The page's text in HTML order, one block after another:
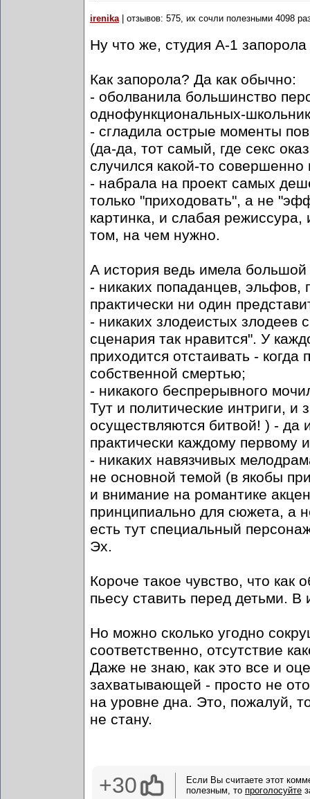
irenika| отзывов: 575, их сочли полезными 4098
Ну что же, студия А-1
Как запорола? Да как обычно:
- оболванила большинство
однофункциональных-
- сгладила острые моменты
(да-да, тот самый, где секс
случился какой-то
- набрала на проект самых
только "приходовать", а не
картинка, и слабая
том, на чем нужно.
А история ведь имела большой
- никаких попаданцев, эльфов,
практически ни один
- никаких злодеистых злодеев
сценария так нравится". У
приходится отстаивать -
собственной смертью;
- никакого беспрерывного
Тут и политические интриги, и
осуществляются битвой! ) -
практически каждому
- никаких навязчивых
не основной темой (в якобы
и внимание на романтике
принципиально для сюжета, а
есть тут специальный
Эх.
Короче такое чувство, что как
пьесу ставить перед детьми.
Но можно сколько угодно
соответственно, отсутствие
Даже не знаю, как это все и
захватывающей - просто не
на уровне дна. Это, пожалуй,
не стану.
+30
Если Вы считаете этот
полезным, то проголосуйте